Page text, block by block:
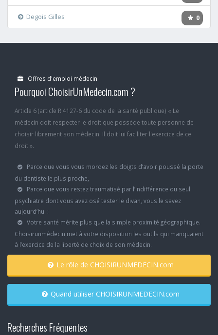
0
Degois Gilles
Offres d'emploi médecin
Pourquoi ChoisirUnMedecin.com ?
Article 6 (article R.4127-6 du code de la santé publique) « Le
médecin doit respecter le droit que possède toute personne de
choisir librement son médecin. Il doit lui faciliter l'exercice de ce
droit ».
Parce que vous vous mordez les doigts d’avoir poussé la porte
du dentiste le plus proche,
Parce que vous restez traumatisé par l’indifférence du seul
psychiatre dont vous avez osé tester le divan, vous le savez
aujourd’hui :
Votre santé mérite plus que la simple proximité géographique.
Choisirunmédecin met à votre disposition les outils qui manquaient
à l’exercice de la liberté de choix de son médecin.
Le rôle de CHOISIRUNMEDECIN.com
Quand utiliser CHOISIRUNMEDECIN.com
Recherches Fréquentes